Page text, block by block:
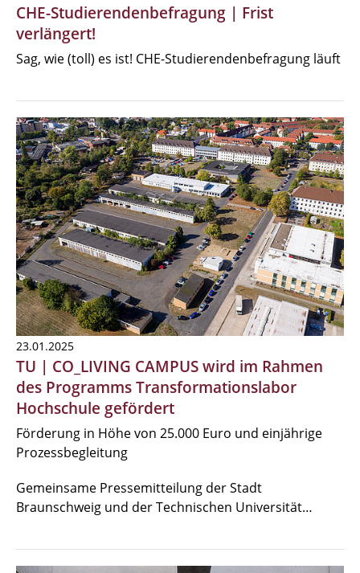
CHE-Studierendenbefragung | Frist
verlängert!
Sag, wie (toll) es ist! CHE-Studierendenbefragung läuft
23.01.2025
TU | CO_LIVING CAMPUS wird im Rahmen
des Programms Transformationslabor
Hochschule gefördert
Förderung in Höhe von 25.000 Euro und einjährige
Prozessbegleitung
Gemeinsame Pressemitteilung der Stadt
Braunschweig und der Technischen Universität…